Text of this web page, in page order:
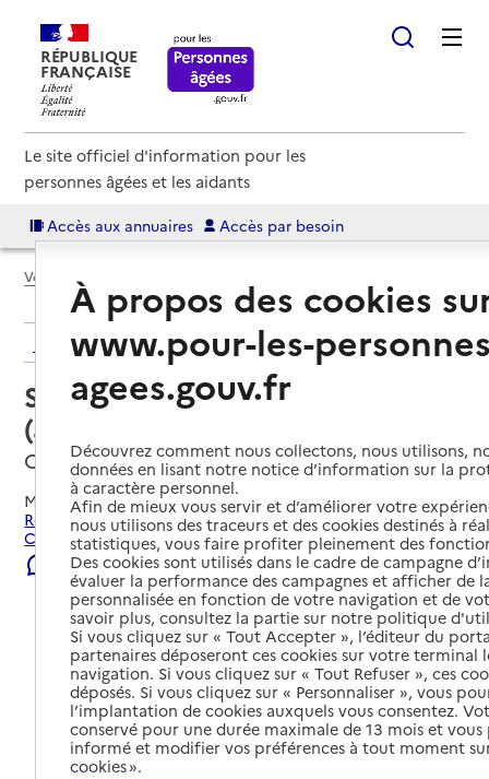
RÉPUBLIQUE
FRANÇAISE
Le site officiel d'information pour les
personnes âgées et les aidants
Accès aux annuaires Accès par besoin
Voir le fil d’Ariane
Retour aux résultats de l'annuaire
Service autonomie à domicile
(aide) – Générale des services
Cherbourg-en-Cotentin, MANCHE
Mis à jour le23/07/2026
Rechercher les établissements et services autour de
Cherbourg-en-Cotentin.
Signaler une erreur
À propos des cookies
www.pour-les-
agees.gouv.fr
Découvrez comment nous collectons, nous utilisons,
données en lisant notre notice d’information sur la
à caractère personnel.
Afin de mieux vous servir et d’améliorer votre
nous utilisons des traceurs et des cookies destinés à
statistiques, vous faire profiter pleinement des
Des cookies sont utilisés dans le cadre de campagne
évaluer la performance des campagnes et afficher de
personnalisée en fonction de votre navigation et de
savoir plus, consultez la partie sur notre politique
Si vous cliquez sur « Tout Accepter », l’éditeur du
partenaires déposeront ces cookies sur votre terminal
navigation. Si vous cliquez sur « Tout Refuser », ces
déposés. Si vous cliquez sur « Personnaliser », vous
l’implantation de cookies auxquels vous consentez.
conservé pour une durée maximale de 13 mois et
informé et modifier vos préférences à tout moment
cookies ».